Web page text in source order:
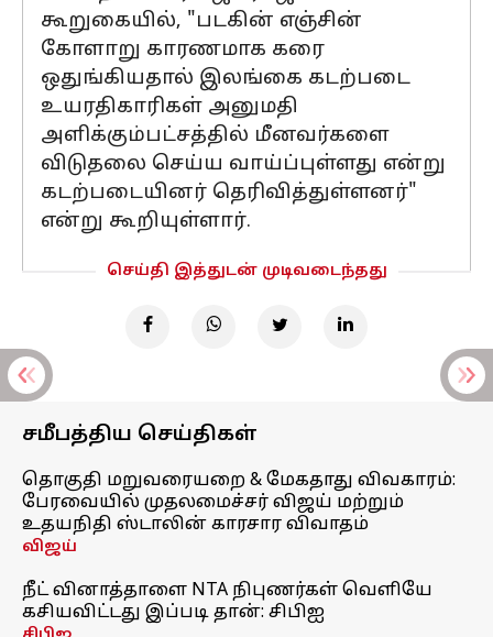
கூறுகையில், "படகின் எஞ்சின்
கோளாறு காரணமாக கரை
ஒதுங்கியதால் இலங்கை கடற்படை
உயரதிகாரிகள் அனுமதி
அளிக்கும்பட்சத்தில் மீனவர்களை
விடுதலை செய்ய வாய்ப்புள்ளது என்று
கடற்படையினர் தெரிவித்துள்ளனர்"
என்று கூறியுள்ளார்.
செய்தி இத்துடன் முடிவடைந்தது
சமீபத்திய செய்திகள்
தொகுதி மறுவரையறை & மேகதாது விவகாரம்:
பேரவையில் முதலமைச்சர் விஜய் மற்றும்
உதயநிதி ஸ்டாலின் காரசார விவாதம்
விஜய்
நீட் வினாத்தாளை NTA நிபுணர்கள் வெளியே
கசியவிட்டது இப்படி தான்: சிபிஐ